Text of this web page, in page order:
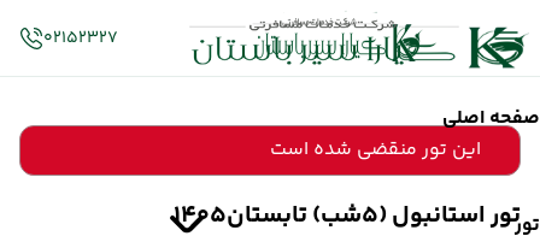
صفحه اصلی
تور
02152327
این تور منقضی شده است
تور استانبول (5شب) تابستان1405